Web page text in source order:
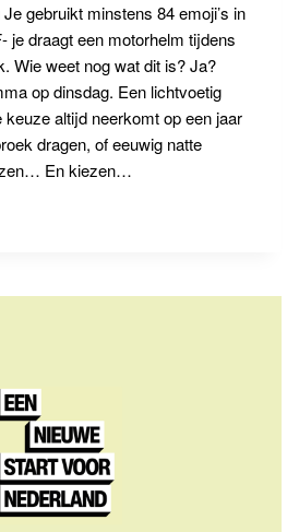
gebruikt minstens 84 emoji’s in
je draagt een motorhelm tijdens
Wie weet nog wat dit is? Ja?
op dinsdag. Een lichtvoetig
altijd neerkomt op een jaar
dragen, of eeuwig natte
En kiezen…